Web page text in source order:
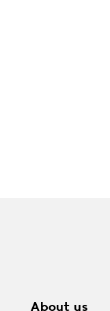
About us